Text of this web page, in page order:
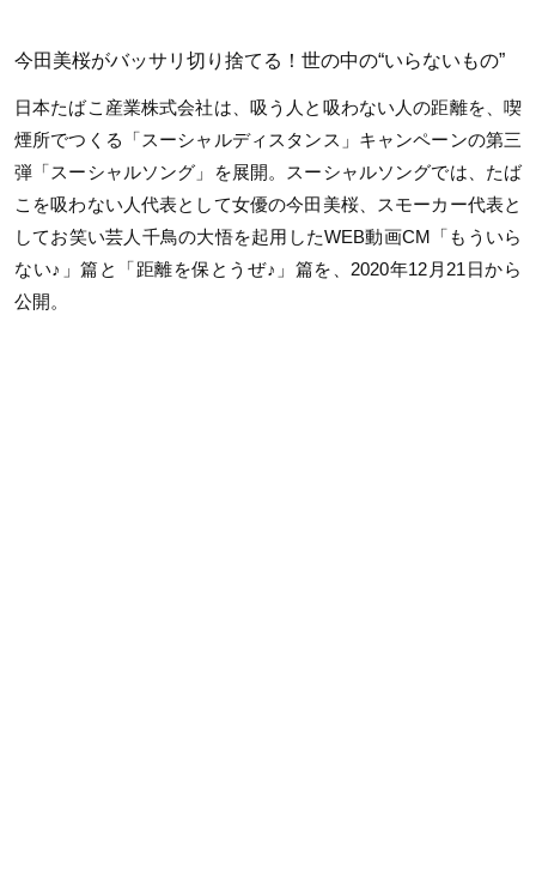
今田美桜がバッサリ切り捨てる！世の中の“いらないもの”
日本たばこ産業株式会社は、吸う人と吸わない人の距離を、喫
煙所でつくる「スーシャルディスタンス」キャンペーンの第三
弾「スーシャルソング」を展開。スーシャルソングでは、たば
こを吸わない人代表として女優の今田美桜、スモーカー代表と
してお笑い芸人千鳥の大悟を起用したWEB動画CM「もういら
ない♪」篇と「距離を保とうぜ♪」篇を、2020年12月21日から
公開。